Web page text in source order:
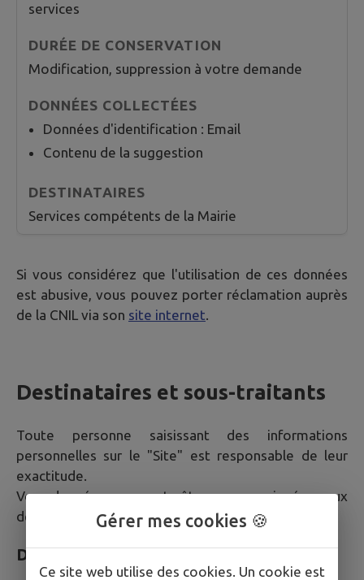
services
Modification, suppression à votre demande
Données d'identification : Email
Contenu de la suggestion
Services compétents de la Mairie
Si vous considérez que l'utilisation de ces données
est abusive, vous pouvez porter réclamation auprès
de la CNIL via son site internet.
Destinataires et sous-traitants
Toute personne saisissant des informations
personnelles sur le "Site" est responsable de leur
exactitude.
Vos données peuvent être communiquées aux
destinataires suivants.
Destinataires internes
Gérer mes cookies 🍪
Ce site web utilise des cookies. Un cookie est